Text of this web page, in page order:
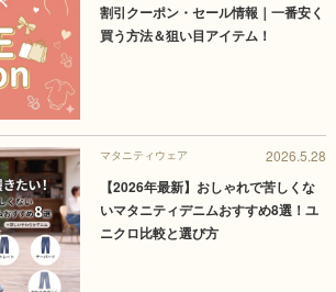
割引クーポン・セール情報｜一番安く
買う方法＆狙い目アイテム！
マタニティウェア 2026.5.28
【2026年最新】おしゃれで苦しくな
いマタニティデニムおすすめ8選！ユ
ニクロ比較と選び方